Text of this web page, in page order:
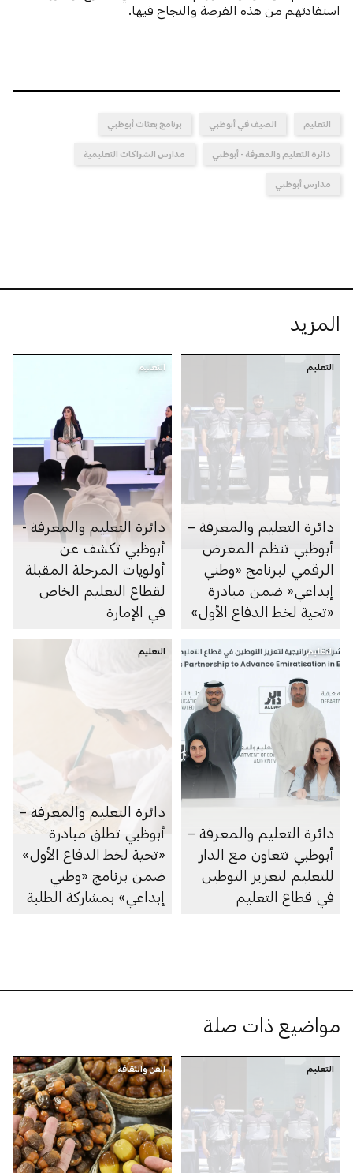
استفادتهم من هذه الفرصة والنجاح فيها.
التعليم الصيف في أبوظبي برنامج بعثات أبوظبي
دائرة التعليم والمعرفة - أبوظبي مدارس الشراكات التعليمية
مدارس أبوظبي
المزيد
التعليم
دائرة التعليم والمعرفة –
أبوظبي تنظم المعرض
الرقمي لبرنامج «وطني
إبداعي« ضمن مبادرة
«تحية لخط الدفاع الأول»
التعليم
دائرة التعليم والمعرفة -
أبوظبي تكشف عن
أولويات المرحلة المقبلة
لقطاع التعليم الخاص
في الإمارة
التعليم
دائرة التعليم والمعرفة –
أبوظبي تتعاون مع الدار
للتعليم لتعزيز التوطين
في قطاع التعليم
التعليم
دائرة التعليم والمعرفة –
أبوظبي تطلق مبادرة
«تحية لخط الدفاع الأول»
ضمن برنامج «وطني
إبداعي» بمشاركة الطلبة
مواضيع ذات صلة
التعليم الفن والثقافة